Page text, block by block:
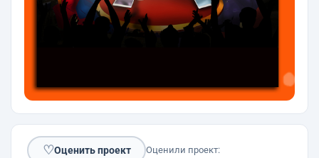
♡Оценить проект Оценили проект: